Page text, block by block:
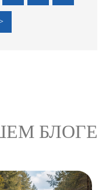
БЛОГЕ